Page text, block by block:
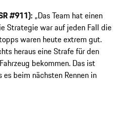
#911): „Das Team hat einen
Strategie war auf jeden Fall die
waren heute extrem gut.
heraus eine Strafe für den
bekommen. Das ist
beim nächsten Rennen in